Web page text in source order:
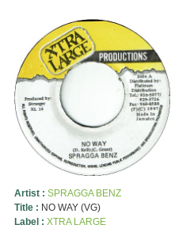
Artist : SPRAGGA BENZ
Title : NO WAY (VG)
Label : XTRA LARGE